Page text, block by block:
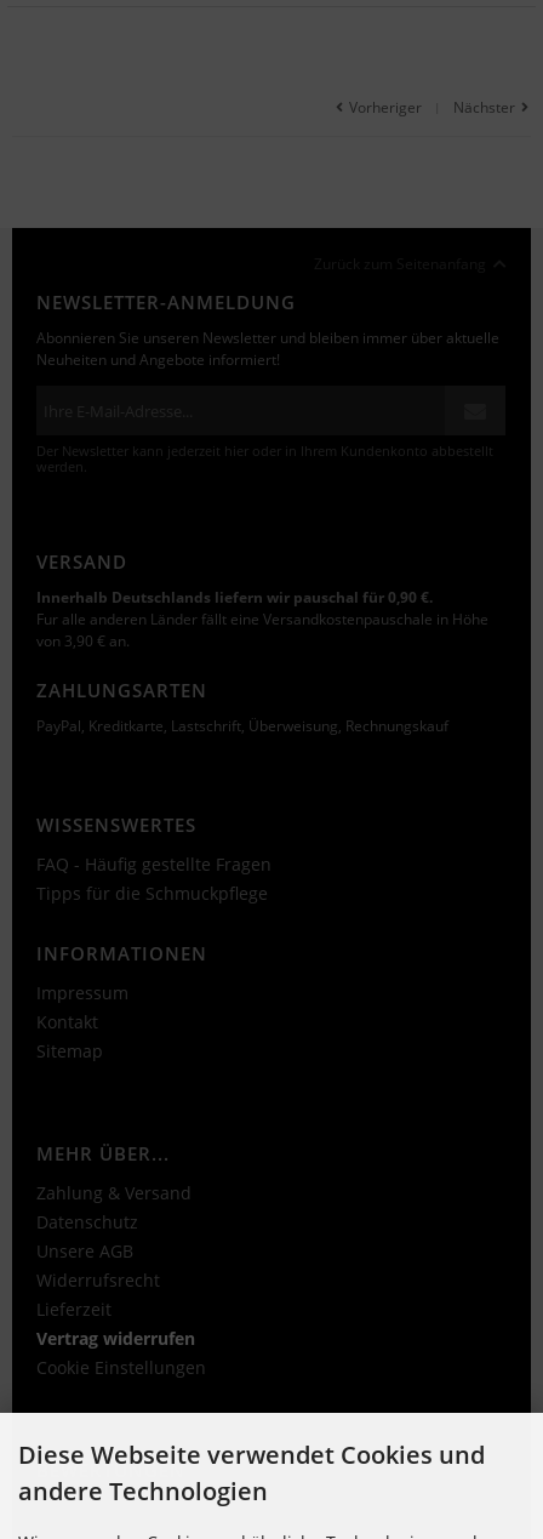
Vorheriger Nächster
NEWSLETTER-ANMELDUNG
Abonnieren Sie unseren Newsletter und bleiben immer über aktuelle
Neuheiten und Angebote informiert!
Der Newsletter kann jederzeit hier oder in Ihrem Kundenkonto abbestellt
werden.
VERSAND
Innerhalb Deutschlands liefern wir pauschal für 0,90 €.
Fur alle anderen Länder fällt eine Versandkostenpauschale in Höhe
von 3,90 € an.
ZAHLUNGSARTEN
PayPal, Kreditkarte, Lastschrift, Überweisung, Rechnungskauf
WISSENSWERTES
FAQ - Häufig gestellte Fragen
Tipps für die Schmuckpflege
INFORMATIONEN
Impressum
Kontakt
Sitemap
MEHR ÜBER...
Zahlung & Versand
Datenschutz
Unsere AGB
Widerrufsrecht
Lieferzeit
Vertrag widerrufen
Cookie Einstellungen
BEWERTUNGEN
Diese Webseite verwendet Cookies und
andere Technologien